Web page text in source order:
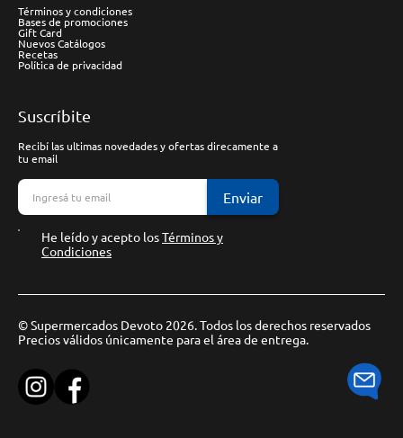
Términos y condiciones
Bases de promociones
Gift Card
Nuevos Catálogos
Recetas
Política de privacidad
Suscríbite
Recibí las ultimas novedades y ofertas direcamente a
tu email
Enviar
He leído y acepto losTérminos y
Condiciones
© Supermercados Devoto 2026. Todos los derechos reservados
Precios válidos únicamente para el área de entrega.